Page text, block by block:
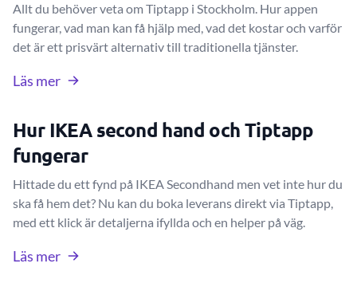
Allt du behöver veta om Tiptapp i Stockholm. Hur appen
fungerar, vad man kan få hjälp med, vad det kostar och varför
det är ett prisvärt alternativ till traditionella tjänster.
Läs mer
Hur IKEA second hand och Tiptapp
fungerar
Hittade du ett fynd på IKEA Secondhand men vet inte hur du
ska få hem det? Nu kan du boka leverans direkt via Tiptapp,
med ett klick är detaljerna ifyllda och en helper på väg.
Läs mer